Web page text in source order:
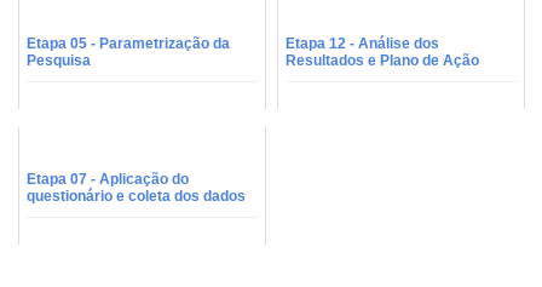
Etapa 05 - Parametrização da
Pesquisa
Etapa 12 - Análise dos
Resultados e Plano de Ação
Etapa 07 - Aplicação do
questionário e coleta dos dados